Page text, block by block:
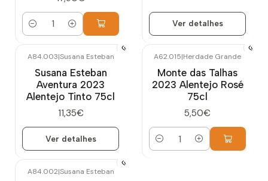
Quantidade
Ver detalhes
A84.003|Susana Esteban
Susana Esteban
Aventura 2023
Alentejo Tinto 75cl
11,35€
Ver detalhes
A62.015|Herdade Grande
Monte das Talhas
2023 Alentejo Rosé
75cl
5,50€
Quantidade
A84.002|Susana Esteban